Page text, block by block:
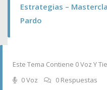
Estrategias –
Pardo
Este Tema Contiene 0 Voz Y
0 Voz
0 Respuestas